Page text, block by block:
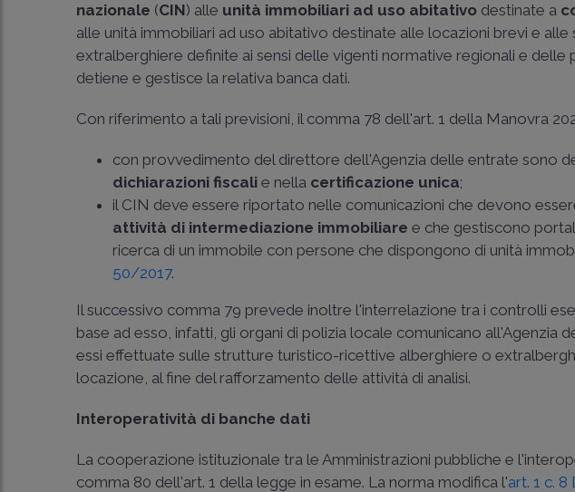
nazionale (CIN) alle unità immobiliari ad uso abitativo destinate a
alle unità immobiliari ad uso abitativo destinate alle locazioni brevi e
extralberghiere definite ai sensi delle vigenti normative regionali e
detiene e gestisce la relativa banca dati.
Con riferimento a tali previsioni, il comma 78 dell'art. 1 della Manovra
con provvedimento del direttore dell'Agenzia delle entrate sono
dichiarazioni fiscali e nella certificazione unica;
il CIN deve essere riportato nelle comunicazioni che devono
attività di intermediazione immobiliare e che gestiscono
ricerca di un immobile con persone che dispongono di unità
50/2017.
Il successivo comma 79 prevede inoltre l'interrelazione tra i controlli
base ad esso, infatti, gli organi di polizia locale comunicano all'Agenzia
essi effettuate sulle strutture turistico-ricettive alberghiere o
locazione, al fine del rafforzamento delle attività di analisi.
Interoperatività di banche dati
La cooperazione istituzionale tra le Amministrazioni pubbliche e
comma 80 dell'art. 1 della legge in esame. La norma modifica l'art. 1 c. 8